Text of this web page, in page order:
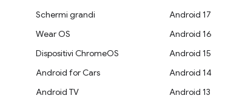
Schermi grandi
Wear OS
Dispositivi ChromeOS
Android for Cars
Android TV
Android 17
Android 16
Android 15
Android 14
Android 13